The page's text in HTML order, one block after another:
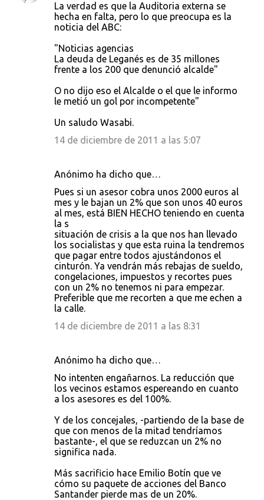
La verdad es que la Auditoria externa se
hecha en falta, pero lo que preocupa es la
noticia del ABC:
"Noticias agencias
La deuda de Leganés es de 35 millones
frente a los 200 que denunció alcalde"
O no dijo eso el Alcalde o el que le informo
le metió un gol por incompetente"
Un saludo Wasabi.
14 de diciembre de 2011 a las 5:07
Anónimo ha dicho que…
Pues si un asesor cobra unos 2000 euros al
mes y le bajan un 2% que son unos 40 euros
al mes, está BIEN HECHO teniendo en cuenta
la s
situación de crisis a la que nos han llevado
los socialistas y que esta ruina la tendremos
que pagar entre todos ajustándonos el
cinturón. Ya vendrán más rebajas de sueldo,
congelaciones, impuestos y recortes pues
con un 2% no tenemos ni para empezar.
Preferible que me recorten a que me echen a
la calle.
14 de diciembre de 2011 a las 8:31
Anónimo ha dicho que…
No intenten engañarnos. La reducción que
los vecinos estamos espereando en cuanto
a los asesores es del 100%.
Y de los concejales, -partiendo de la base de
que con menos de la mitad tendríamos
bastante-, el que se reduzcan un 2% no
significa nada.
Más sacrificio hace Emilio Botín que ve
cómo su paquete de acciones del Banco
Santander pierde mas de un 20%.